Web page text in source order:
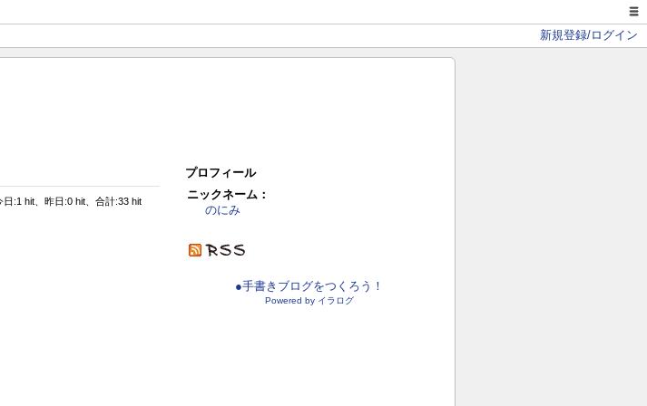
新規登録/ログイン
日:1 hit、昨日:0 hit、合計:33 hit
プロフィール
ニックネーム：
のにみ
●手書きブログをつくろう！
Powered by イラログ